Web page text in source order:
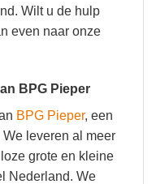
Wilt u de hulp
even naar onze
BPG Pieper
BPG Pieper, een
leveren al meer
grote en kleine
Nederland. We